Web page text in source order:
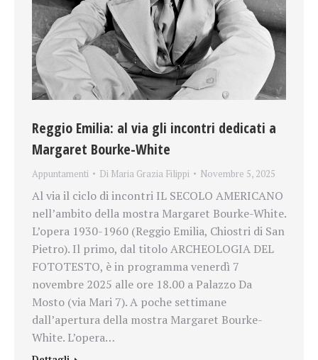
Reggio Emilia: al via gli incontri dedicati a
Margaret Bourke-White
Appuntamenti Di Maria Grazia Filippi Novembre 5, 2025
Al via il ciclo di incontri IL SECOLO AMERICANO
nell’ambito della mostra Margaret Bourke-White.
L’opera 1930-1960 (Reggio Emilia, Chiostri di San
Pietro). Il primo, dal titolo ARCHEOLOGIA DEL
FOTOTESTO, è in programma venerdì 7
novembre 2025 alle ore 18.00 a Palazzo Da
Mosto (via Mari 7). A poche settimane
dall’apertura della mostra Margaret Bourke-
White. L’opera…